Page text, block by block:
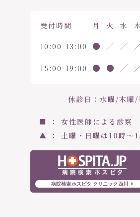
受付時間 月 火 水
10:00-13:00 ● ／ ／
15:00-19:00 ● ● ／
休診日：水曜/木曜/
■ ： 女性医師による診察
▲ ： 土曜・日曜は10時〜
病院検索ホスピタ クリニック西川